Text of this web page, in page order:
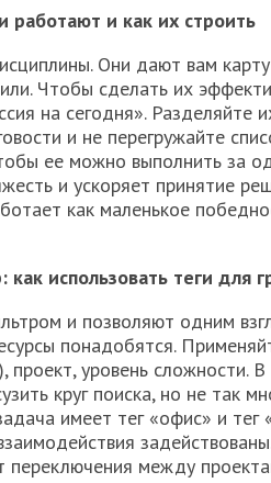
работают и как их строить
Они дают вам
Чтобы сделать их
на сегодня». Разделяйте
и не перегружайте
ее можно выполнить за
и ускоряет принятие
как маленькое
как использовать теги для
и позволяют одним
понадобятся.
проект, уровень сложности.
круг поиска, но не так
имеет тег «офис» и тег
переключения между